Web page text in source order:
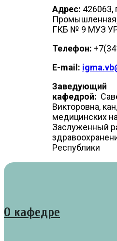
Адрес: 426063,
ГКБ № 9 МУЗ
Телефон:
E-mail:
Заведующий
кафедрой:
Викторовна,
медицинских
Заслуженный
Республики
О кафедре